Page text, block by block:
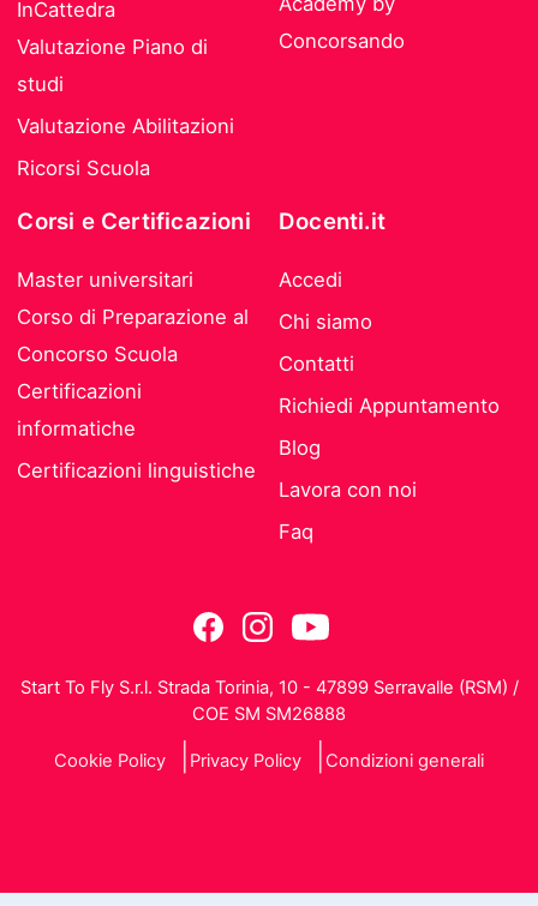
InCattedra
Valutazione Piano di
studi
Valutazione Abilitazioni
Ricorsi Scuola
Concorsando
Corsi e Certificazioni
Master universitari
Corso di Preparazione al
Concorso Scuola
Certificazioni
informatiche
Certificazioni linguistiche
Docenti.it
Accedi
Chi siamo
Contatti
Richiedi Appuntamento
Blog
Lavora con noi
Faq
Start To Fly S.r.l. Strada Torinia, 10 - 47899 Serravalle (RSM) /
COE SM SM26888
Cookie Policy Privacy Policy Condizioni generali